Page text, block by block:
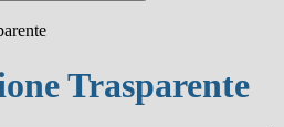
Trasparente